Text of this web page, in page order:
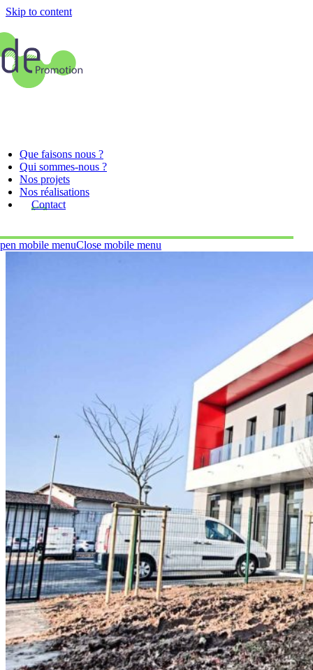
Skip to content
Que faisons nous ?
Qui sommes-nous ?
Nos projets
Nos réalisations
Contact
mobile menuClose mobile menu